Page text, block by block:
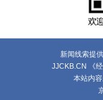
新闻线索提
JJCKB.CN 《
本站内